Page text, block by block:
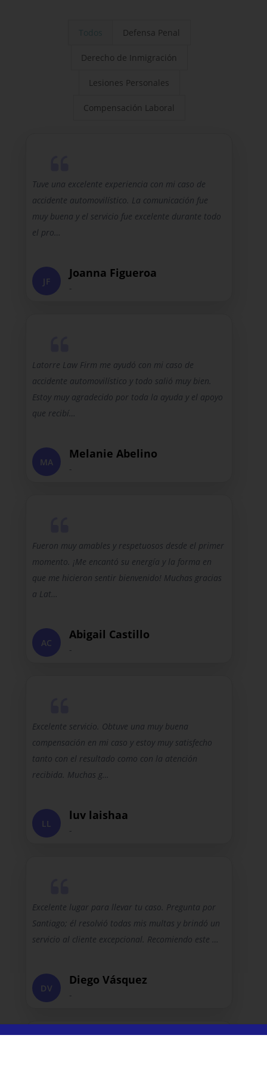
Todos Defensa Penal
Derecho de Inmigración
Lesiones Personales
Compensación Laboral
Tuve una excelente experiencia con mi caso de
accidente automovilístico. La comunicación fue
muy buena y el servicio fue excelente durante todo
el pro…
JF
Joanna Figueroa
-
Latorre Law Firm me ayudó con mi caso de
accidente automovilístico y todo salió muy bien.
Estoy muy agradecido por toda la ayuda y el apoyo
que recibí…
MA
Melanie Abelino
-
Fueron muy amables y respetuosos desde el primer
momento. ¡Me encantó su energía y la forma en
que me hicieron sentir bienvenido! Muchas gracias
a Lat…
AC
Abigail Castillo
-
Excelente servicio. Obtuve una muy buena
compensación en mi caso y estoy muy satisfecho
tanto con el resultado como con la atención
recibida. Muchas g…
LL
luv laishaa
-
Excelente lugar para llevar tu caso. Pregunta por
Santiago; él resolvió todas mis multas y brindó un
servicio al cliente excepcional. Recomiendo este …
DV
Diego Vásquez
-